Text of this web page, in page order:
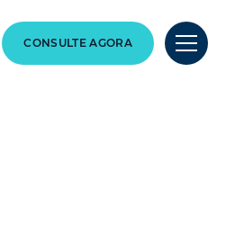
CONSULTE AGORA